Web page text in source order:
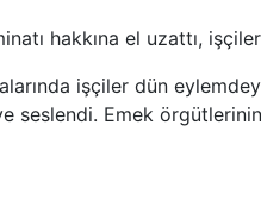
hakkına el uzattı,
işçiler dün
seslendi. Emek